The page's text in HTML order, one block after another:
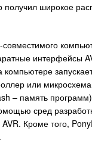
получил широкое
интерфейсы
или
– память
сред
Кроме того,